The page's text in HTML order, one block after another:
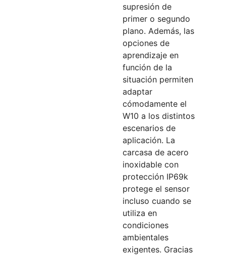
supresión de
primer o segundo
plano. Además, las
opciones de
aprendizaje en
función de la
situación permiten
adaptar
cómodamente el
W10 a los distintos
escenarios de
aplicación. La
carcasa de acero
inoxidable con
protección IP69k
protege el sensor
incluso cuando se
utiliza en
condiciones
ambientales
exigentes. Gracias